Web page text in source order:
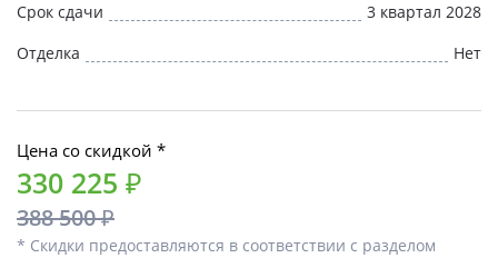
Срок сдачи
3 квартал 2028
Отделка
Нет
Цена со скидкой *
330 225 ₽
388 500 ₽
* Скидки предоставляются в соответствии с разделом